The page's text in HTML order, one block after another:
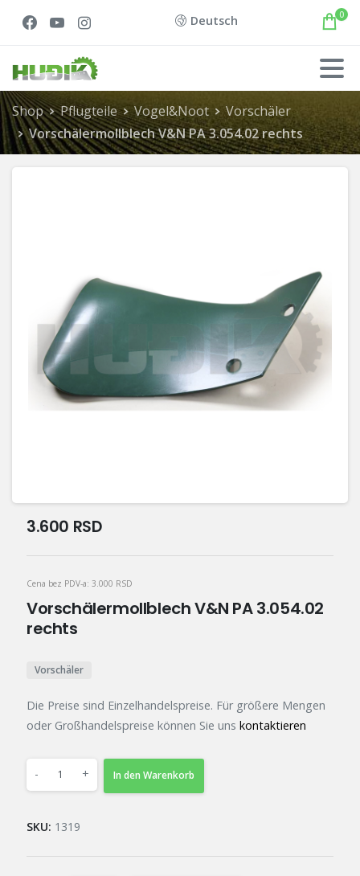
Deutsch 0
Shop Pflugteile Vogel&Noot
Vorschäler
Vorschälermollblech V&N PA 3.054.02 rechts
3.600 RSD
Cena bez PDV-a: 3.000 RSD
Vorschälermollblech V&N PA 3.054.02
rechts
Vorschäler
Die Preise sind Einzelhandelspreise. Für größere Mengen
oder Großhandelspreise können Sie uns kontaktieren
- + In den Warenkorb
SKU: 1319